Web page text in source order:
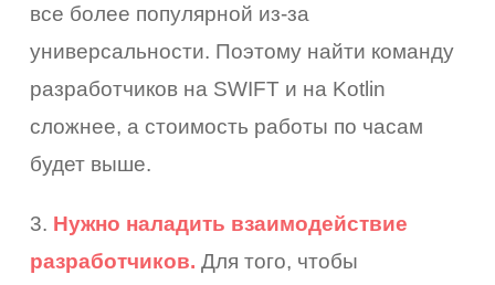
все более популярной из-за
универсальности. Поэтому найти команду
разработчиков на SWIFT и на Kotlin
сложнее, а стоимость работы по часам
будет выше.
3. Нужно наладить взаимодействие
разработчиков. Для того, чтобы